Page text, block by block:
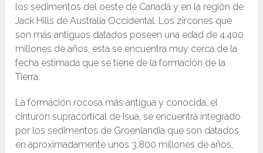
los sedimentos del oeste de Canadá y en la región de
Jack Hills de Australia Occidental. Los zircones que
son más antiguos datados poseen una edad de 4.400
millones de años, esta se encuentra muy cerca de la
fecha estimada que se tiene de la formación de la
Tierra.
La formación rocosa más antigua y conocida, el
cinturón supracortical de Isua, se encuentra integrado
por los sedimentos de Groenlandia que son datados
en aproximadamente unos 3.800 millones de años,